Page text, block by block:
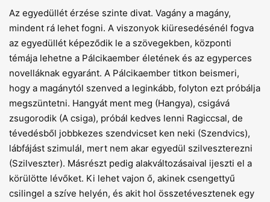
Az egyedüllét érzése szinte divat. Vagány a magány,
mindent rá lehet fogni. A viszonyok kiüresedésénél fogva
az egyedüllét képeződik le a szövegekben, központi
témája lehetne a Pálcikaember életének és az egyperces
novelláknak egy­aránt. A Pálcikaember titkon beismeri,
hogy a magánytól szenved a leginkább, folyton ezt próbálja
megszüntetni. Hangyát ment meg (Hangya), csigává
zsugorodik (A csiga), próbál kedves lenni Ragiccsal, de
tévedésből jobbkezes szendvicset ken neki (Szendvics),
lábfájást szimulál, mert nem akar egyedül szilveszterezni
(Szilveszter). Másrészt pedig alakváltozásaival ijeszti el a
körülötte lévőket. Ki lehet vajon ő, akinek csengettyű
csilingel a szíve helyén, és akit hol összetévesztenek egy